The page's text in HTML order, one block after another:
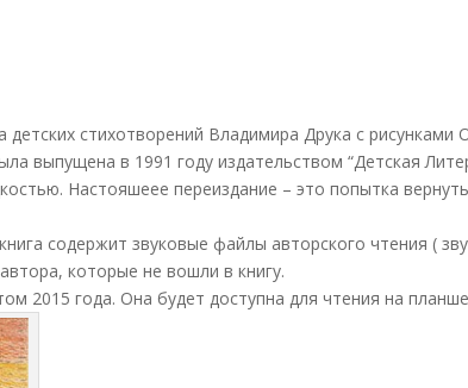
детских стихотворений Владимира Друка с рисунками
выпущена в 1991 году издательством “Детская
Настояшеее переиздание – это попытка
содержит звуковые файлы авторского чтения (
которые не вошли в книгу.
2015 года. Она будет доступна для чтения на